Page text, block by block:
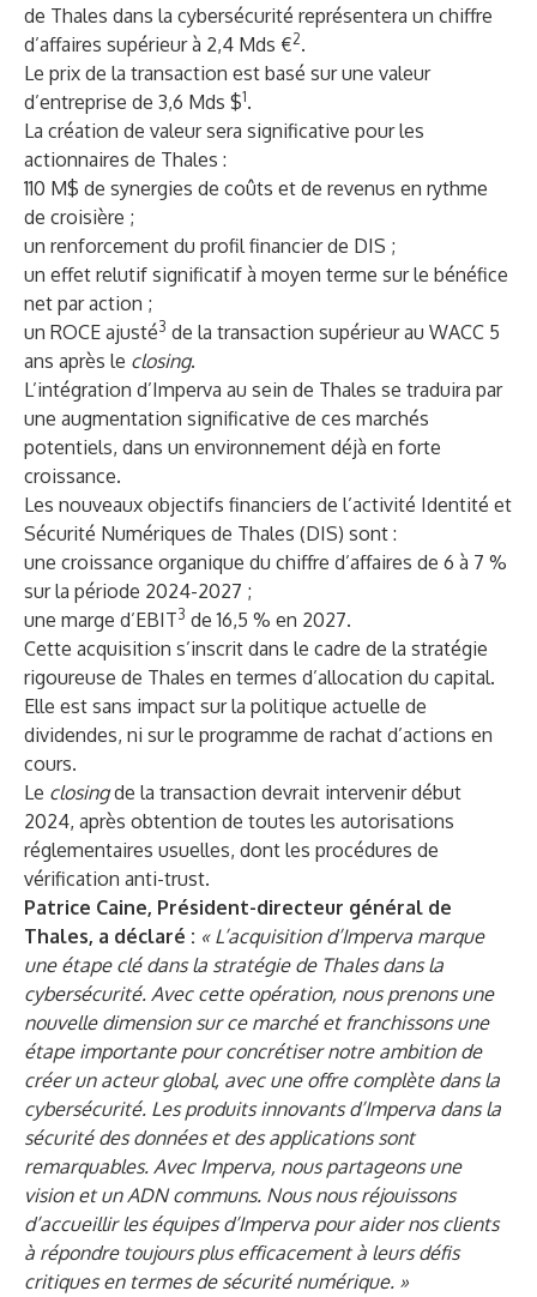
de Thales dans la cybersécurité représentera un chiffre
d’affaires supérieur à 2,4 Mds €2.
Le prix de la transaction est basé sur une valeur
d’entreprise de 3,6 Mds $1.
La création de valeur sera significative pour les
actionnaires de Thales :
110 M$ de synergies de coûts et de revenus en rythme
de croisière ;
un renforcement du profil financier de DIS ;
un effet relutif significatif à moyen terme sur le bénéfice
net par action ;
un ROCE ajusté3 de la transaction supérieur au WACC 5
ans après le closing.
L’intégration d’Imperva au sein de Thales se traduira par
une augmentation significative de ces marchés
potentiels, dans un environnement déjà en forte
croissance.
Les nouveaux objectifs financiers de l’activité Identité et
Sécurité Numériques de Thales (DIS) sont :
une croissance organique du chiffre d’affaires de 6 à 7 %
sur la période 2024-2027 ;
une marge d’EBIT3 de 16,5 % en 2027.
Cette acquisition s’inscrit dans le cadre de la stratégie
rigoureuse de Thales en termes d’allocation du capital.
Elle est sans impact sur la politique actuelle de
dividendes, ni sur le programme de rachat d’actions en
cours.
Le closingde la transaction devrait intervenir début
2024, après obtention de toutes les autorisations
réglementaires usuelles, dont les procédures de
vérification anti-trust.
Patrice Caine, Président-directeur général de
Thales, a déclaré : « L’acquisition d’Imperva marque
une étape clé dans la stratégie de Thales dans la
cybersécurité. Avec cette opération, nous prenons une
nouvelle dimension sur ce marché et franchissons une
étape importante pour concrétiser notre ambition de
créer un acteur global, avec une offre complète dans la
cybersécurité. Les produits innovants d’Imperva dans la
sécurité des données et des applications sont
remarquables. Avec Imperva, nous partageons une
vision et un ADN communs. Nous nous réjouissons
d’accueillir les équipes d’Imperva pour aider nos clients
à répondre toujours plus efficacement à leurs défis
critiques en termes de sécurité numérique. »